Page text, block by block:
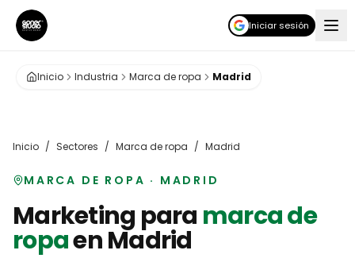
Iniciar sesión
Inicio Industria Marca de ropa Madrid
Inicio / Sectores / Marca de ropa / Madrid
MARCA DE ROPA · MADRID
Marketing para marca de
ropaenMadrid